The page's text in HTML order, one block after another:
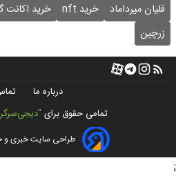
قلیان میرداماد خرید nft خرید اکانت
زرچین
درباره ما
تمامی حقوق برای
طراحی سایت خبری و
;